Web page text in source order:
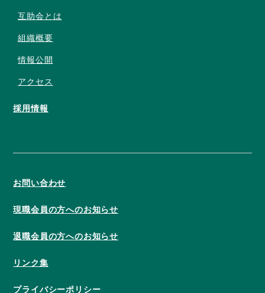
互助会とは
組織概要
情報公開
アクセス
採用情報
お問い合わせ
現職会員の方へのお知らせ
退職会員の方へのお知らせ
リンク集
プライバシーポリシー